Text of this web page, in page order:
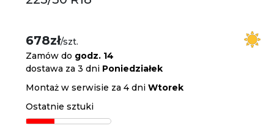
678zł/szt.
Zamów do godz. 14
dostawa za 3 dni Poniedziałek
Montaż w serwisie za 4 dniWtorek
Ostatnie sztuki